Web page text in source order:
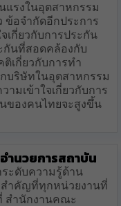
แรงในอุตสาหกรรม
อจำกัดอีกประการ
เกี่ยวกับการประกัน
กันที่สอดคล้องกับ
เกี่ยวกับการทำ
กบริษัทในอุตสาหกรรม
มเข้าใจเกี่ยวกับการ
ของคนไทยจะสูงขึ้น
นวยการสถาบัน
ระดับความรู้ด้าน
สำคัญที่ทุกหน่วยงานที่
สำนักงานคณะ